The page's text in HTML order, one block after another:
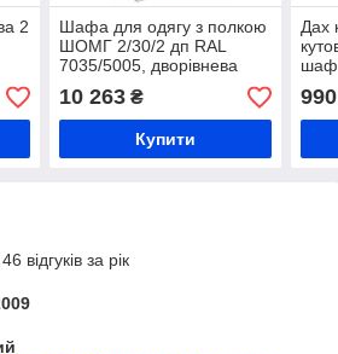
2
в
Шафа для одягу з полкою
ШОМГ 2/30/2 дп RAL
7035/5005, дворівнева
металева шафа
1800х600х500 мм, шафа в
роздягальню, сині двері
10 263₴
Купити
Дах
990
відгуків за рік